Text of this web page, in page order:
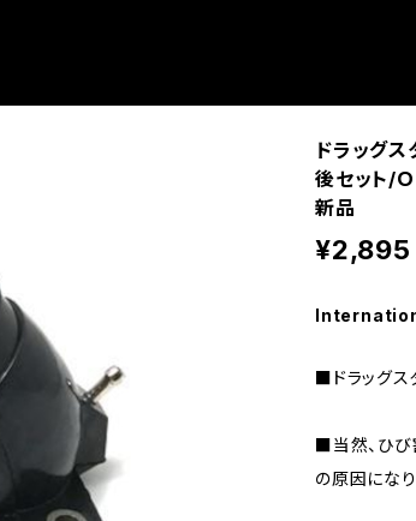
ドラッグ
後セット/
新品
¥2,895
■ドラッグス
■当然、ひび
の原因になり